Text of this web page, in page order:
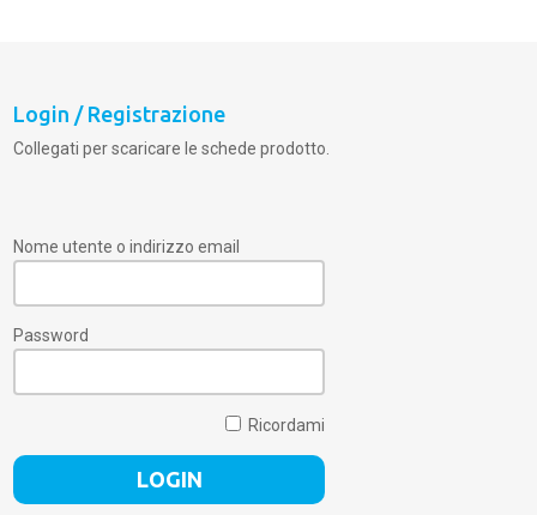
Login / Registrazione
Collegati per scaricare le schede prodotto.
Nome utente o indirizzo email
Password
Ricordami